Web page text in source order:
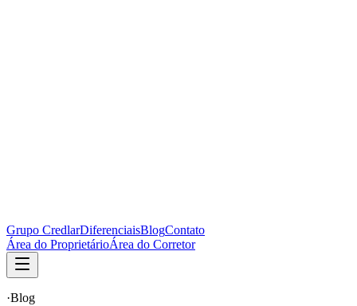
Grupo CredlarDiferenciaisBlogContato
Área do ProprietárioÁrea do Corretor
·Blog